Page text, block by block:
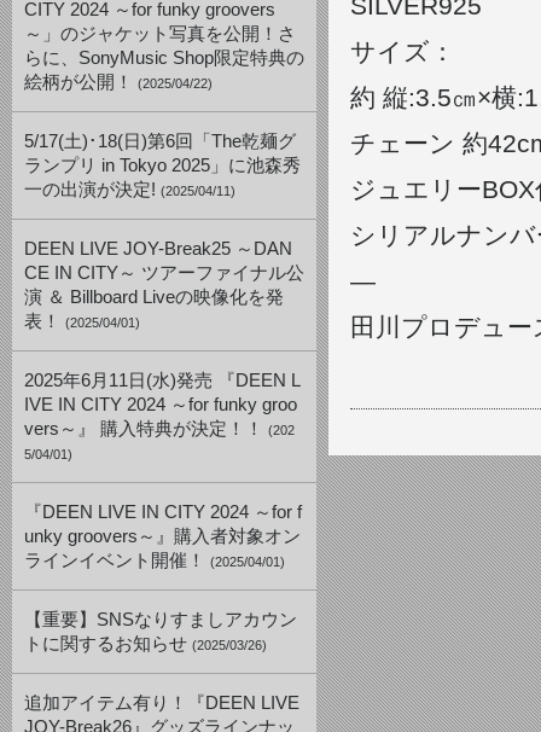
CITY 2024 ～for funky groovers
～」のジャケット写真を公開！さ
らに、SonyMusic Shop限定特典の
絵柄が公開！
(2025/04/22)
5/17(土)･18(日)第6回「The乾麺グ
ランプリ in Tokyo 2025」に池森秀
一の出演が決定! (2025/04/11)
DEEN LIVE JOY-Break25 ～DAN
CE IN CITY～ ツアーファイナル公
演 ＆ Billboard Liveの映像化を発
表！
(2025/04/01)
2025年6月11日(水)発売 『DEEN L
IVE IN CITY 2024 ～for funky groo
vers～』 購入特典が決定！！
(202
5/04/01)
『DEEN LIVE IN CITY 2024 ～for f
unky groovers～』購入者対象オン
ラインイベント開催！
(2025/04/01)
【重要】SNSなりすましアカウン
トに関するお知らせ (2025/03/26)
追加アイテム有り！『DEEN LIVE
JOY-Break26』グッズラインナッ
サイズ：
約 縦:3.5㎝×横
チェーン 約
ジュエリーBOX
シリアルナン
—
田川プロデュ